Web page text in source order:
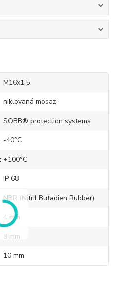
M16x1,5
niklovaná mosaz
SOBB® protection systems
-40°C
+100°C
IP 68
NBR (Nitril Butadien Rubber)
4 mm
8 mm
10 mm